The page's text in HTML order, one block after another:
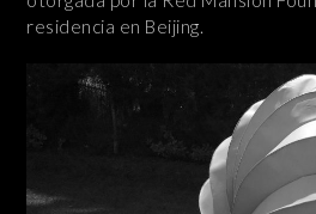
residencia en Beijing.